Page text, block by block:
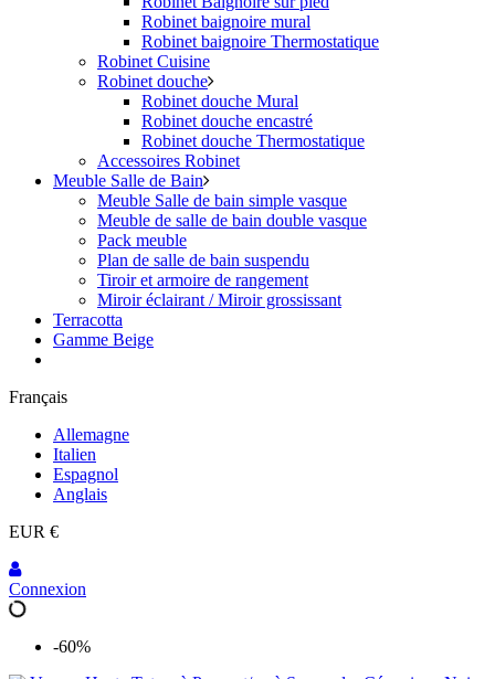
Robinet baignoire mural
Robinet baignoire Thermostatique
Robinet Cuisine
Robinet douche
Robinet douche Mural
Robinet douche encastré
Robinet douche Thermostatique
Accessoires Robinet
Meuble Salle de Bain
Meuble Salle de bain simple vasque
Meuble de salle de bain double vasque
Pack meuble
Plan de salle de bain suspendu
Tiroir et armoire de rangement
Miroir éclairant / Miroir grossissant
Terracotta
Gamme Beige
Français
Allemagne
Italien
Espagnol
Anglais
EUR €
Connexion
-60%